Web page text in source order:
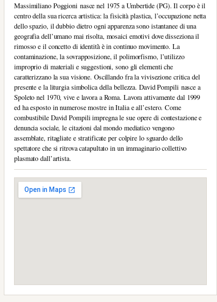
Massimiliano Poggioni nasce nel 1975 a Umbertide (PG). Il corpo è il
centro della sua ricerca artistica: la fisicità plastica, l’occupazione netta
dello spazio, il dubbio dietro ogni apparenza sono istantanee di una
geografia dell’umano mai risolta, mosaici emotivi dove disseziona il
rimosso e il concetto di identità̀ è in continuo movimento. La
contaminazione, la sovrapposizione, il polimorfismo, l’utilizzo
improprio di materiali e suggestioni, sono gli elementi che
caratterizzano la sua visione. Oscillando fra la vivisezione critica del
presente e la liturgia simbolica della bellezza. David Pompili nasce a
Spoleto nel 1970, vive e lavora a Roma. Lavora attivamente dal 1999
ed ha esposto in numerose mostre in Italia e all’estero. Come
combustibile David Pompili impregna le sue opere di contestazione e
denuncia sociale, le citazioni dal mondo mediatico vengono
assemblate, ritagliate e stratificate per colpire lo sguardo dello
spettatore che si ritrova catapultato in un immaginario collettivo
plasmato dall’artista.